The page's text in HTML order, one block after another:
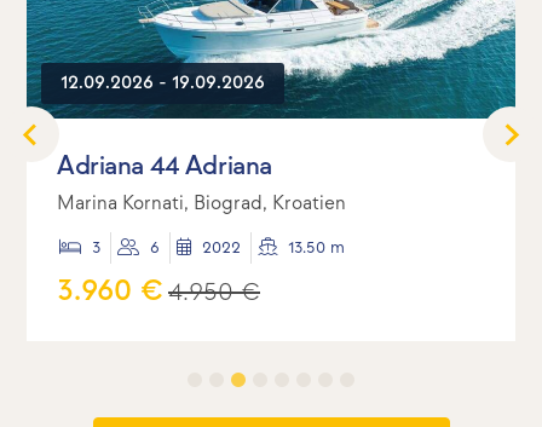
12.09.2026 - 19.09.2026
Adriana 44 Adriana
Marina Kornati, Biograd, Kroatien
3 6 2022 13.50 m
3.960 €4.950 €